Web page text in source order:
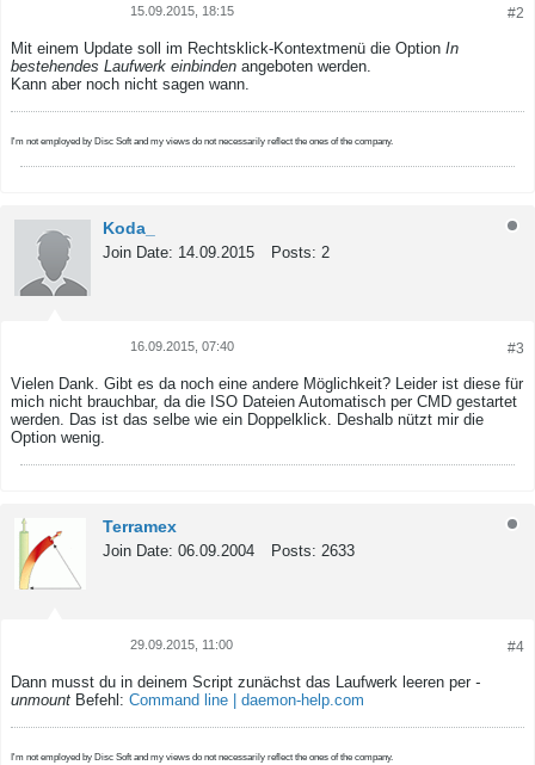
#2
15.09.2015, 18:15
Mit einem Update soll im Rechtsklick-Kontextmenü die Option In
bestehendes Laufwerk einbinden angeboten werden.
Kann aber noch nicht sagen wann.
I'm not employed by Disc Soft and my views do not necessarily reflect the ones of the company.
Koda_
Join Date: 14.09.2015 Posts: 2
#3
16.09.2015, 07:40
Vielen Dank. Gibt es da noch eine andere Möglichkeit? Leider ist diese für
mich nicht brauchbar, da die ISO Dateien Automatisch per CMD gestartet
werden. Das ist das selbe wie ein Doppelklick. Deshalb nützt mir die
Option wenig.
Terramex
Join Date: 06.09.2004 Posts: 2633
#4
29.09.2015, 11:00
Dann musst du in deinem Script zunächst das Laufwerk leeren per -
unmount Befehl: Command line | daemon-help.com
I'm not employed by Disc Soft and my views do not necessarily reflect the ones of the company.